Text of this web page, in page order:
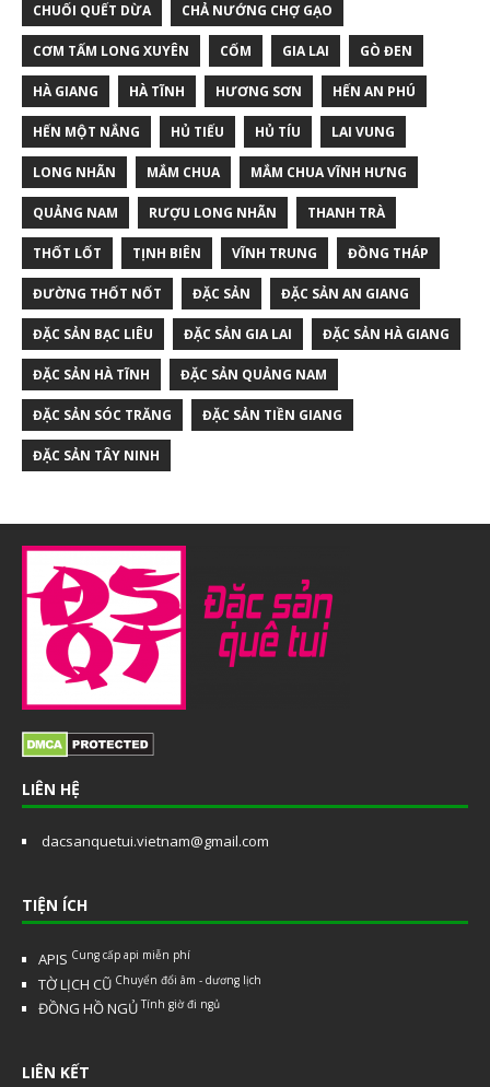
CHUỐI QUẾT DỪA CHẢ NƯỚNG CHỢ GẠO
CƠM TẤM LONG XUYÊN CỐM GIA LAI GÒ ĐEN
HÀ GIANG HÀ TĨNH HƯƠNG SƠN HẾN AN PHÚ
HẾN MỘT NẮNG HỦ TIẾU HỦ TÍU LAI VUNG
LONG NHÃN MẮM CHUA MẮM CHUA VĨNH HƯNG
QUẢNG NAM RƯỢU LONG NHÃN THANH TRÀ
THỐT LỐT TỊNH BIÊN VĨNH TRUNG ĐỒNG THÁP
ĐƯỜNG THỐT NỐT ĐẶC SẢN ĐẶC SẢN AN GIANG
ĐẶC SẢN BẠC LIÊU ĐẶC SẢN GIA LAI ĐẶC SẢN HÀ GIANG
ĐẶC SẢN HÀ TĨNH ĐẶC SẢN QUẢNG NAM
ĐẶC SẢN SÓC TRĂNG ĐẶC SẢN TIỀN GIANG
ĐẶC SẢN TÂY NINH
LIÊN HỆ
dacsanquetui.vietnam@gmail.com
TIỆN ÍCH
APIS Cung cấp api miễn phí
TỜ LỊCH CŨ Chuyển đổi âm - dương lịch
ĐỒNG HỒ NGỦ Tính giờ đi ngủ
LIÊN KẾT